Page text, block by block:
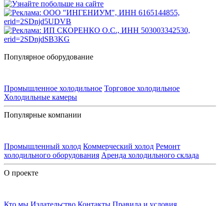
Популярное оборудование
Промышленное холодильное Торговое холодильное
Холодильные камеры
Популярные компании
Промышленный холод Коммерческий холод Ремонт
холодильного оборудования Аренда холодильного склада
О проекте